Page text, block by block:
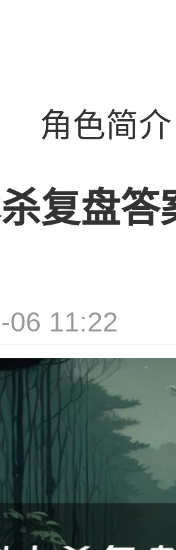
角色简介
复盘答
06 11:22